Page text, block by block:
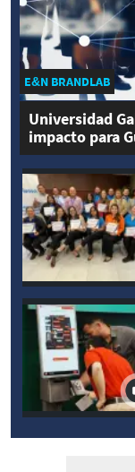
E&N BRANDLAB
Universidad
impacto para